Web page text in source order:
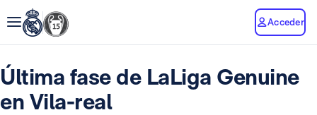
Acceder
Última fase de LaLiga Genuine
en Vila-real